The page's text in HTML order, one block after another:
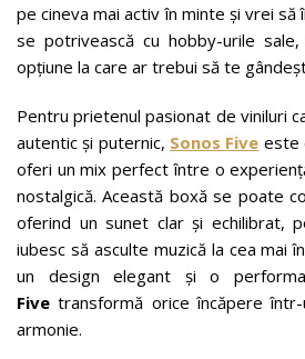
pe cineva mai activ în minte și vrei să
se potrivească cu hobby-urile
opțiune la care ar trebui să te
Pentru prietenul pasionat de viniluri
autentic și puternic, Sonos Five este
oferi un mix perfect între o
nostalgică. Această boxă se poate
oferind un sunet clar și echilibrat,
iubesc să asculte muzică la cea mai
un design elegant și o
Five transformă orice încăpere
armonie.